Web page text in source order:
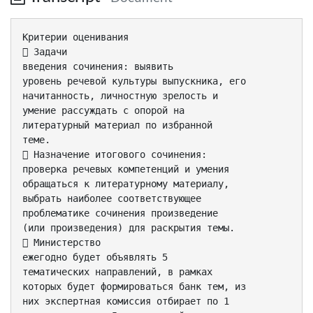
Критерии оценивания
 Задачи
введения сочинения: выявить
уровень речевой культуры выпускника, его
начитанность, личностную зрелость и
умение рассуждать с опорой на
литературный материал по избранной
теме.
 Назначение итогового сочинения:
проверка речевых компетенций и умения
обращаться к литературному материалу,
выбрать наиболее соответствующее
проблематике сочинения произведение
(или произведения) для раскрытия темы.
 Министерство
ежегодно будет объявлять 5
тематических направлений, в рамках
которых будет формироваться банк тем, из
них экспертная комиссия отбирает по 1